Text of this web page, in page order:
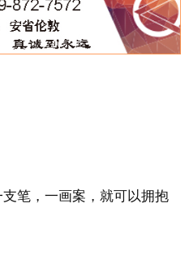
笔，一画案，就可以拥抱